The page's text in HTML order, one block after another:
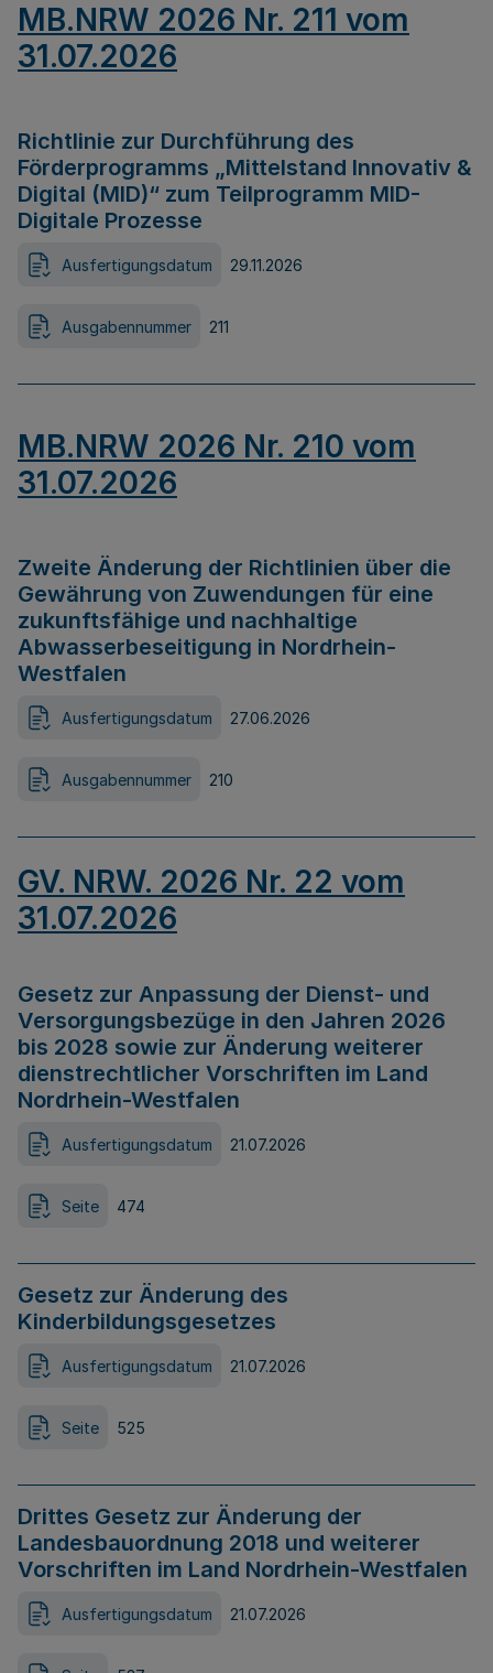
MB.NRW 2026 Nr. 211 vom
31.07.2026
Richtlinie zur Durchführung des
Förderprogramms „Mittelstand Innovativ &
Digital (MID)“ zum Teilprogramm MID-
Digitale Prozesse
Ausfertigungsdatum 29.11.2026
Ausgabennummer 211
MB.NRW 2026 Nr. 210 vom
31.07.2026
Zweite Änderung der Richtlinien über die
Gewährung von Zuwendungen für eine
zukunftsfähige und nachhaltige
Abwasserbeseitigung in Nordrhein-
Westfalen
Ausfertigungsdatum 27.06.2026
Ausgabennummer 210
GV. NRW. 2026 Nr. 22 vom
31.07.2026
Gesetz zur Anpassung der Dienst- und
Versorgungsbezüge in den Jahren 2026
bis 2028 sowie zur Änderung weiterer
dienstrechtlicher Vorschriften im Land
Nordrhein-Westfalen
Ausfertigungsdatum 21.07.2026
Seite 474
Gesetz zur Änderung des
Kinderbildungsgesetzes
Ausfertigungsdatum 21.07.2026
Seite 525
Drittes Gesetz zur Änderung der
Landesbauordnung 2018 und weiterer
Vorschriften im Land Nordrhein-Westfalen
Ausfertigungsdatum 21.07.2026